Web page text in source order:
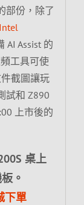
部份，除了
Intel
AI Assist 的
工具可使
截圖讓玩
試和 Z890
上市後的
桌上
。
下單